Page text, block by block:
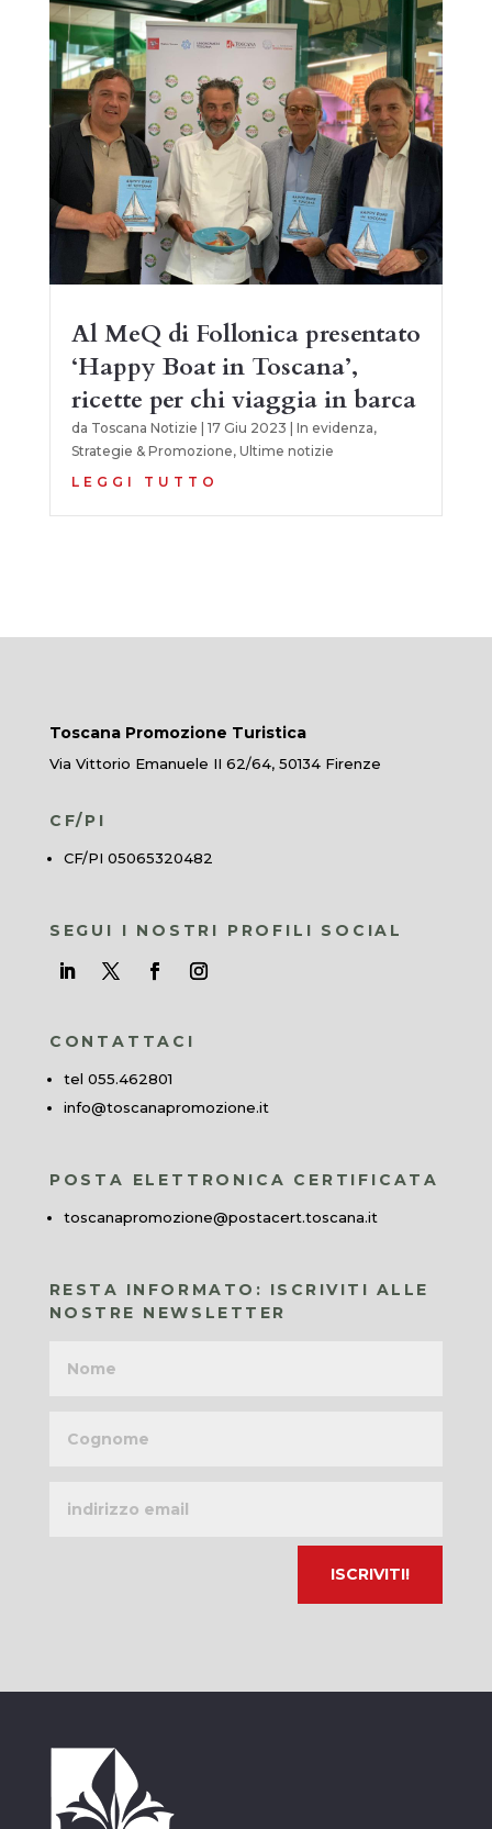
Al MeQ di Follonica presentato
‘Happy Boat in Toscana’,
ricette per chi viaggia in barca
da Toscana Notizie 17 Giu 2023 In evidenza,
Strategie & Promozione, Ultime notizie
LEGGI TUTTO
Toscana Promozione Turistica
Via Vittorio Emanuele II 62/64, 50134 Firenze
CF/PI
CF/PI 05065320482
SEGUI I NOSTRI PROFILI SOCIAL
CONTATTACI
tel 055.462801
info@toscanapromozione.it
POSTA ELETTRONICA CERTIFICATA
toscanapromozione@postacert.toscana.it
RESTA INFORMATO: ISCRIVITI ALLE
NOSTRE NEWSLETTER
email